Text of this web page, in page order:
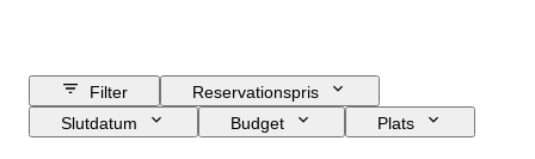
Filter
Reservationspris
Slutdatum
Budget
Plats